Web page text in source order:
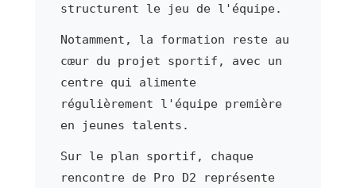
structurent le jeu de l'équipe.
Notamment, la formation reste au
cœur du projet sportif, avec un
centre qui alimente
régulièrement l'équipe première
en jeunes talents.
Sur le plan sportif, chaque
rencontre de Pro D2 représente